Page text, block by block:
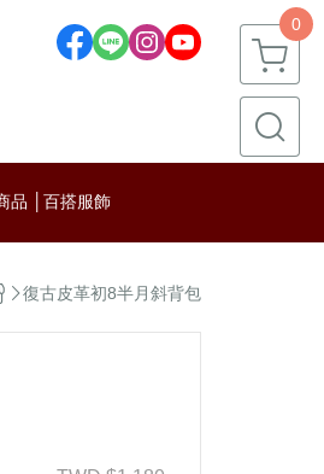
0
品 │ 百搭服飾
復古皮革初8半月斜背包